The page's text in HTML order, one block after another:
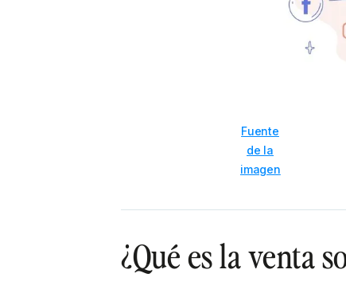
Fuente
de la
imagen
¿Qué es la venta